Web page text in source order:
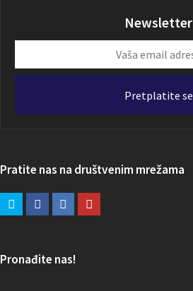
Newsletter
email
Pretplatite se
Pratite nas na društvenim mrežama
Pronađite nas!